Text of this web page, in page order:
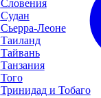
Словения
Судан
Сьерра-Леоне
Таиланд
Тайвань
Танзания
Того
Тринидад и Тобаго